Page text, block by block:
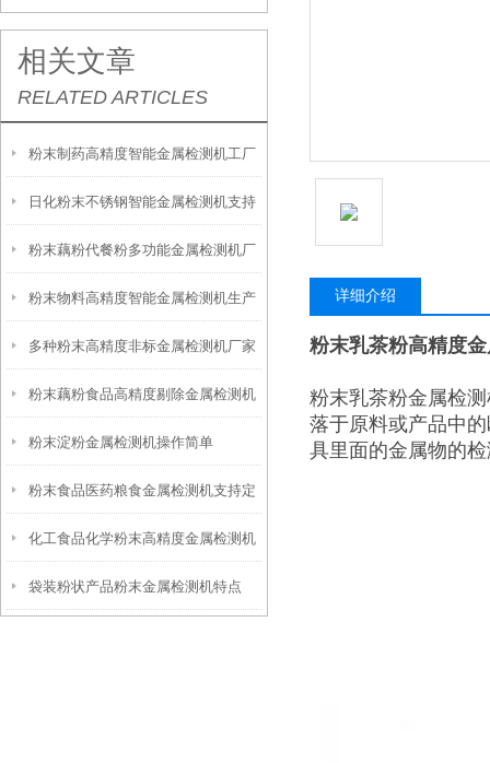
相关文章
RELATED ARTICLES
粉末制药高精度智能金属检测机工厂
生产
日化粉末不锈钢智能金属检测机支持
定制
粉末藕粉代餐粉多功能金属检测机厂
家
粉末物料高精度智能金属检测机生产
厂家
多种粉末高精度非标金属检测机厂家
生产
粉末藕粉食品高精度剔除金属检测机
支持定制
粉末淀粉金属检测机操作简单
粉末食品医药粮食金属检测机支持定
制
化工食品化学粉末高精度金属检测机
厂家
袋装粉状产品粉末金属检测机特点
详细介绍
粉末乳茶粉高精度
粉末乳茶粉金属检
落于原料或产品中
具里面的金属物的